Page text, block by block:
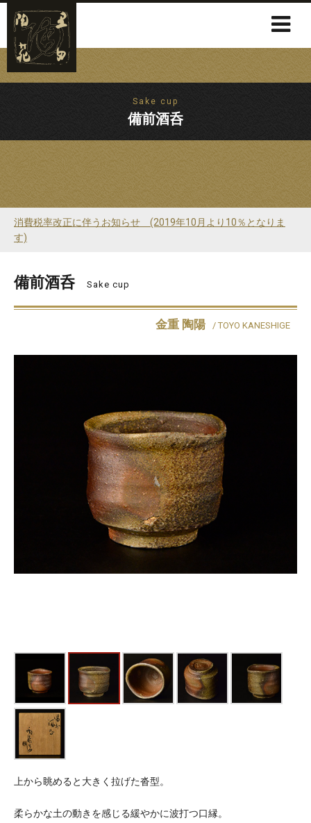
Sake cup
備前酒呑
消費税率改正に伴うお知らせ (2019年10月より10％となりま
す)
備前酒呑 Sake cup
金重 陶陽 / TOYO KANESHIGE
上から眺めると大きく拉げた沓型。
柔らかな土の動きを感じる緩やかに波打つ口縁。